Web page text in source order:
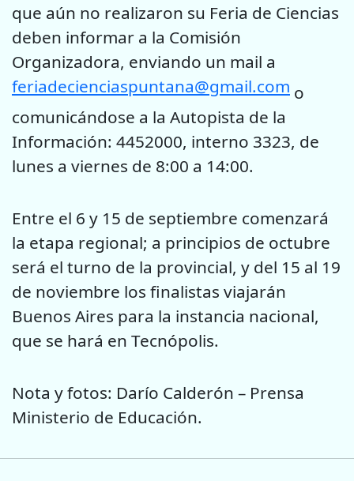
que aún no realizaron su Feria de Ciencias
deben informar a la Comisión
Organizadora, enviando un mail a
feriadecienciaspuntana@gmail.com o
comunicándose a la Autopista de la
Información: 4452000, interno 3323, de
lunes a viernes de 8:00 a 14:00.
Entre el 6 y 15 de septiembre comenzará
la etapa regional; a principios de octubre
será el turno de la provincial, y del 15 al 19
de noviembre los finalistas viajarán
Buenos Aires para la instancia nacional,
que se hará en Tecnópolis.
Nota y fotos: Darío Calderón – Prensa
Ministerio de Educación.